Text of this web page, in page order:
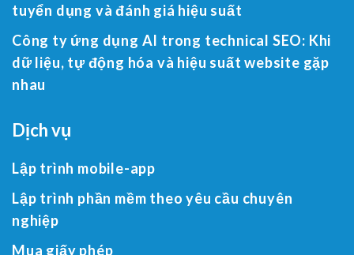
tuyển dụng và đánh giá hiệu suất
Công ty ứng dụng AI trong technical SEO: Khi
dữ liệu, tự động hóa và hiệu suất website gặp
nhau
Dịch vụ
Lập trình mobile-app
Lập trình phần mềm theo yêu cầu chuyên
nghiệp
Mua giấy phép